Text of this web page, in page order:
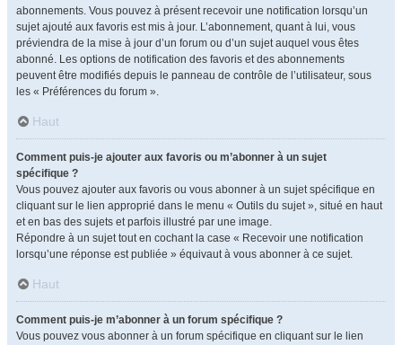
abonnements. Vous pouvez à présent recevoir une notification lorsqu’un
sujet ajouté aux favoris est mis à jour. L’abonnement, quant à lui, vous
préviendra de la mise à jour d’un forum ou d’un sujet auquel vous êtes
abonné. Les options de notification des favoris et des abonnements
peuvent être modifiés depuis le panneau de contrôle de l’utilisateur, sous
les « Préférences du forum ».
Haut
Comment puis-je ajouter aux favoris ou m’abonner à un sujet
spécifique ?
Vous pouvez ajouter aux favoris ou vous abonner à un sujet spécifique en
cliquant sur le lien approprié dans le menu « Outils du sujet », situé en haut
et en bas des sujets et parfois illustré par une image.
Répondre à un sujet tout en cochant la case « Recevoir une notification
lorsqu’une réponse est publiée » équivaut à vous abonner à ce sujet.
Haut
Comment puis-je m’abonner à un forum spécifique ?
Vous pouvez vous abonner à un forum spécifique en cliquant sur le lien